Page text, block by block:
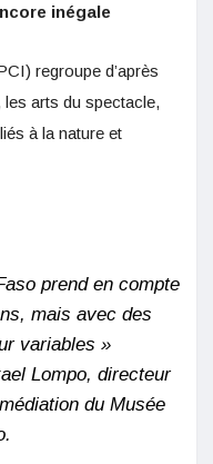
inégale
regroupe d’après
arts du spectacle,
à la nature et
prend en compte
mais avec des
variables »
Lompo, directeur
du Musée